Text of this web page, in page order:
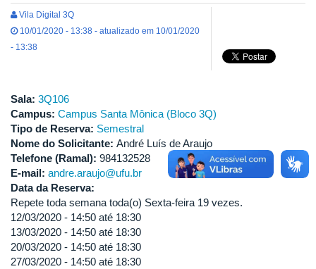
Vila Digital 3Q
10/01/2020 - 13:38 - atualizado em 10/01/2020
- 13:38
Sala: 3Q106
Campus: Campus Santa Mônica (Bloco 3Q)
Tipo de Reserva: Semestral
Nome do Solicitante: André Luís de Araujo
Telefone (Ramal): 984132528
E-mail: andre.araujo@ufu.br
Data da Reserva:
Repete toda semana toda(o) Sexta-feira 19 vezes.
12/03/2020 - 14:50 até 18:30
13/03/2020 - 14:50 até 18:30
20/03/2020 - 14:50 até 18:30
27/03/2020 - 14:50 até 18:30